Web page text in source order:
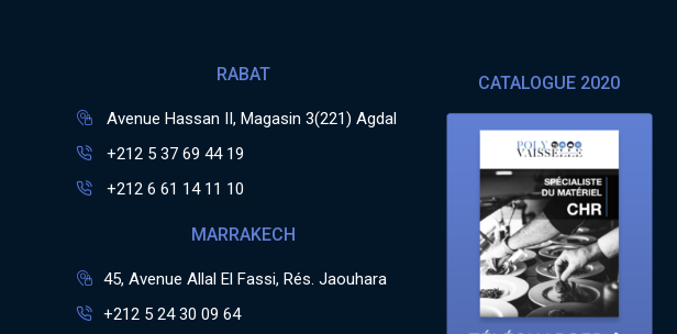
RABAT
Avenue Hassan II, Magasin 3(221) Agdal
+212 5 37 69 44 19
+212 6 61 14 11 10
MARRAKECH
45, Avenue Allal El Fassi, Rés. Jaouhara
+212 5 24 30 09 64
CATALOGUE 2020